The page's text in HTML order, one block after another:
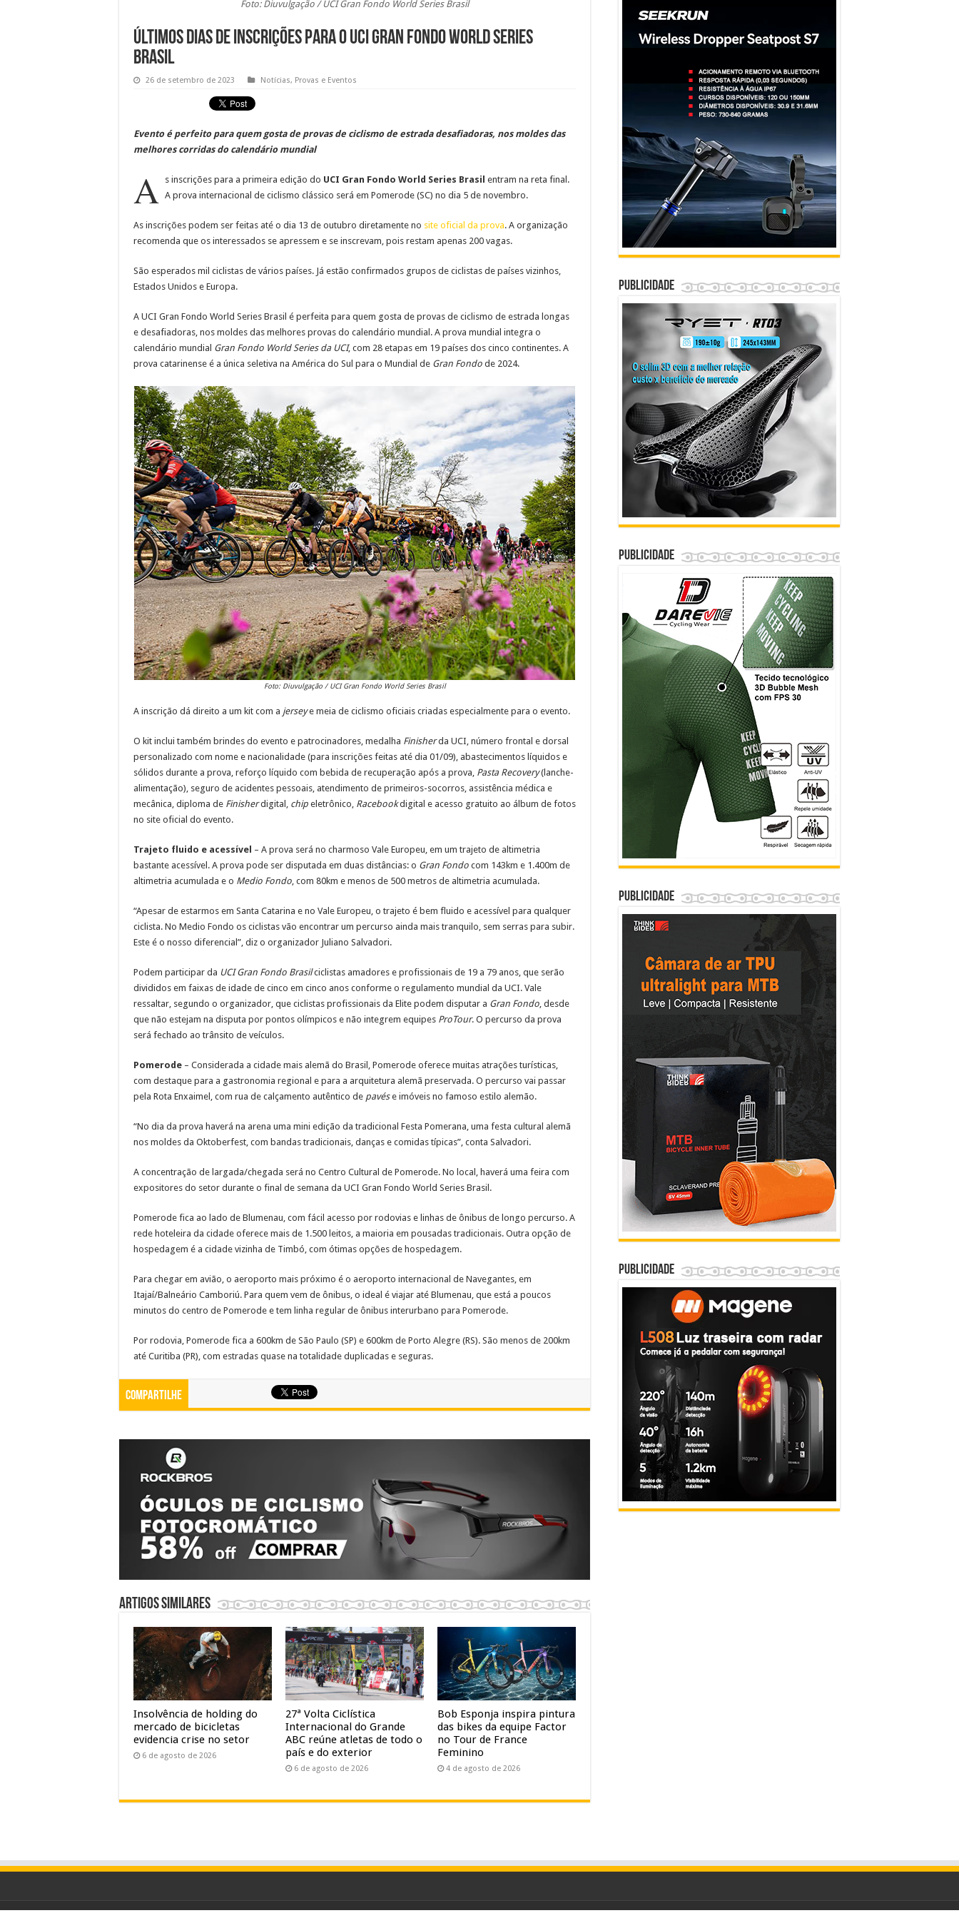
Foto: Diuvulgação / UCI Gran Fondo World Series Brasil
Últimos dias de inscrições para o UCI Gran Fondo World Series
Brasil
26 de setembro de 2023 Notícias, Provas e Eventos
Evento é perfeito para quem gosta de provas de ciclismo de estrada desafiadoras, nos moldes das
melhores corridas do calendário mundial
A s inscrições para a primeira edição do UCI Gran Fondo World Series Brasil entram na reta final.
A prova internacional de ciclismo clássico será em Pomerode (SC) no dia 5 de novembro.
As inscrições podem ser feitas até o dia 13 de outubro diretamente no site oficial da prova. A organização
recomenda que os interessados se apressem e se inscrevam, pois restam apenas 200 vagas.
São esperados mil ciclistas de vários países. Já estão confirmados grupos de ciclistas de países vizinhos,
Estados Unidos e Europa.
A UCI Gran Fondo World Series Brasil é perfeita para quem gosta de provas de ciclismo de estrada longas
e desafiadoras, nos moldes das melhores provas do calendário mundial. A prova mundial integra o
calendário mundial Gran Fondo World Series da UCI, com 28 etapas em 19 países dos cinco continentes. A
prova catarinense é a única seletiva na América do Sul para o Mundial de Gran Fondo de 2024.
Foto: Diuvulgação / UCI Gran Fondo World Series Brasil
A inscrição dá direito a um kit com a jerseye meia de ciclismo oficiais criadas especialmente para o evento.
O kit inclui também brindes do evento e patrocinadores, medalha Finisherda UCI, número frontal e dorsal
personalizado com nome e nacionalidade (para inscrições feitas até dia 01/09), abastecimentos líquidos e
sólidos durante a prova, reforço líquido com bebida de recuperação após a prova, Pasta Recovery(lanche-
alimentação), seguro de acidentes pessoais, atendimento de primeiros-socorros, assistência médica e
mecânica, diploma de Finisherdigital, chip eletrônico, Racebookdigital e acesso gratuito ao álbum de fotos
no site oficial do evento.
Trajeto fluido e acessível – A prova será no charmoso Vale Europeu, em um trajeto de altimetria
bastante acessível. A prova pode ser disputada em duas distâncias: o Gran Fondo com 143km e 1.400m de
altimetria acumulada e o Medio Fondo , com 80km e menos de 500 metros de altimetria acumulada.
“Apesar de estarmos em Santa Catarina e no Vale Europeu, o trajeto é bem fluido e acessível para qualquer
ciclista. No Medio Fondo os ciclistas vão encontrar um percurso ainda mais tranquilo, sem serras para subir.
Este é o nosso diferencial”, diz o organizador Juliano Salvadori.
Podem participar da UCI Gran Fondo Brasilciclistas amadores e profissionais de 19 a 79 anos, que serão
divididos em faixas de idade de cinco em cinco anos conforme o regulamento mundial da UCI. Vale
ressaltar, segundo o organizador, que ciclistas profissionais da Elite podem disputar a Gran Fondo , desde
que não estejam na disputa por pontos olímpicos e não integrem equipes ProTour. O percurso da prova
será fechado ao trânsito de veículos.
Pomerode – Considerada a cidade mais alemã do Brasil, Pomerode oferece muitas atrações turísticas,
com destaque para a gastronomia regional e para a arquitetura alemã preservada. O percurso vai passar
pela Rota Enxaimel, com rua de calçamento autêntico de pavése imóveis no famoso estilo alemão.
“No dia da prova haverá na arena uma mini edição da tradicional Festa Pomerana, uma festa cultural alemã
nos moldes da Oktoberfest, com bandas tradicionais, danças e comidas típicas”, conta Salvadori.
A concentração de largada/chegada será no Centro Cultural de Pomerode. No local, haverá uma feira com
expositores do setor durante o final de semana da UCI Gran Fondo World Series Brasil.
Pomerode fica ao lado de Blumenau, com fácil acesso por rodovias e linhas de ônibus de longo percurso. A
rede hoteleira da cidade oferece mais de 1.500 leitos, a maioria em pousadas tradicionais. Outra opção de
hospedagem é a cidade vizinha de Timbó, com ótimas opções de hospedagem.
Para chegar em avião, o aeroporto mais próximo é o aeroporto internacional de Navegantes, em
Itajaí/Balneário Camboriú. Para quem vem de ônibus, o ideal é viajar até Blumenau, que está a poucos
minutos do centro de Pomerode e tem linha regular de ônibus interurbano para Pomerode.
Por rodovia, Pomerode fica a 600km de São Paulo (SP) e 600km de Porto Alegre (RS). São menos de 200km
até Curitiba (PR), com estradas quase na totalidade duplicadas e seguras.
Compartilhe
Artigos similares
Insolvência de holding do
mercado de bicicletas
evidencia crise no setor
6 de agosto de 2026
27ª Volta Ciclística
Internacional do Grande
ABC reúne atletas de todo o
país e do exterior
6 de agosto de 2026
Bob Esponja inspira pintura
das bikes da equipe Factor
no Tour de France
Feminino
4 de agosto de 2026
Publicidade
Publicidade
Publicidade
Publicidade